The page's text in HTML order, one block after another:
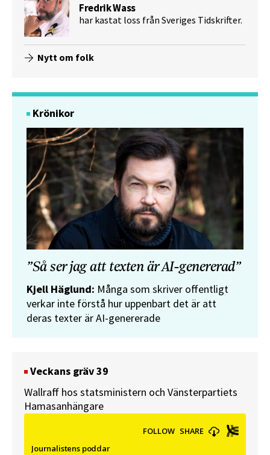
Fredrik Wass
har kastat loss från Sveriges Tidskrifter.
Nytt om folk
Krönikor
”Så ser jag att texten är AI-genererad”
Kjell Häglund: Många som skriver offentligt
verkar inte förstå hur uppenbart det är att
deras texter är AI-genererade
Veckans gräv 39
Wallraff hos statsministern och Vänsterpartiets
Hamasanhängare